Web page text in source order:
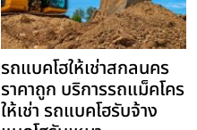
รถแบคโฮให้เช่าสกลนคร
ราคาถูก บริการรถแม็คโคร
ให้เช่า รถแบคโฮรับจ้าง